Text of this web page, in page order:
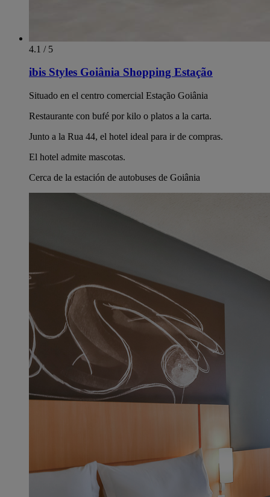
4.1 / 5
ibis Styles Goiânia Shopping Estação
Situado en el centro comercial Estação Goiânia
Restaurante con bufé por kilo o platos a la carta.
Junto a la Rua 44, el hotel ideal para ir de compras.
El hotel admite mascotas.
Cerca de la estación de autobuses de Goiânia